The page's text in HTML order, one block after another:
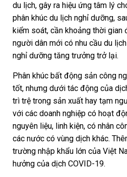
du lịch, gây ra hiệu ứng tâm lý
phân khúc du lịch nghỉ dưỡng,
kiểm soát, cần khoảng thời gian
người dân mới có nhu cầu du
nghỉ dưỡng tăng trưởng trở lại.
Phân khúc bất động sản công
tốt, nhưng dưới tác động của
trì trệ trong sản xuất hay tạm
với các doanh nghiệp có hoạt
nguyên liệu, linh kiện, có nhân
các nước có vùng dịch khác.
trường nhập khẩu lớn của Việt
hưởng của dịch COVID-19.